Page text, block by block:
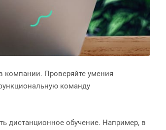
компании. Проверяйте умения
команду
дистанционное обучение. Например, в